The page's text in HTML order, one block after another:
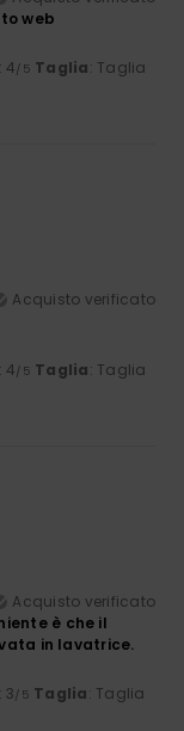
web
: 4/5 Taglia: Taglia
Acquisto verificato
: 4/5 Taglia: Taglia
Acquisto verificato
è che il
in lavatrice.
: 3/5 Taglia: Taglia